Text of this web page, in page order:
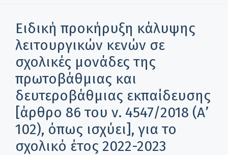
Ειδική προκήρυξη κάλυψης
λειτουργικών κενών σε
σχολικές μονάδες της
πρωτοβάθμιας και
δευτεροβάθμιας εκπαίδευσης
[άρθρο 86 του ν. 4547/2018 (Α’
102), όπως ισχύει], για το
σχολικό έτος 2022-2023